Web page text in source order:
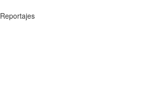
Reportajes